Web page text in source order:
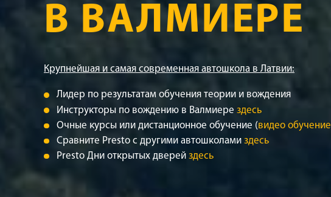
В ВАЛМИЕРЕ
Крупнейшая и самая современная автошкола в Латвии:
Лидер по результатам обучения теории и вождения
Инструкторы по вождению в Валмиерездесь
Очные курсы или дистанционное обучение (видео обучение
Сравните Presto с другими автошколамиздесь
Presto Дни открытых дверейздесь